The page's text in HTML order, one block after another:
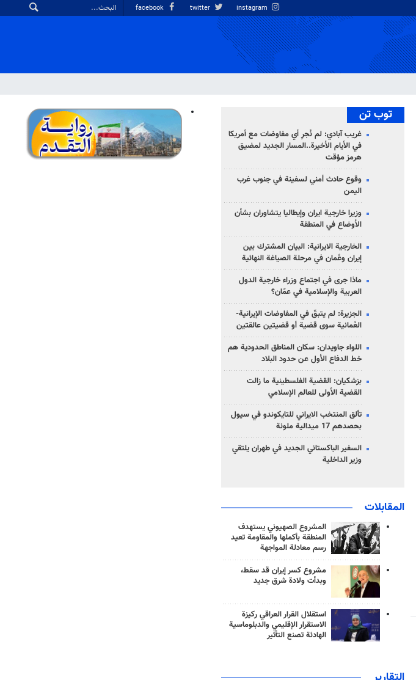
توب تن
غريب آبادي: لم نُجرِ أي مفاوضات مع أمريكا
في الأيام الأخيرة..المسار الجديد لمضيق
هرمز مؤقت
وقوع حادث أمني لسفينة في جنوب غرب
اليمن
وزيرا خارجية ايران وإيطاليا يتشاوران بشأن
الأوضاع في المنطقة
الخارجية الايرانية: البيان المشترك بين
إيران وعُمان في مرحلة الصياغة النهائية
ماذا جرى في اجتماع وزراء خارجية الدول
العربية والإسلامية في عمّان؟
الجزيرة: لم يتبقّ في المفاوضات الإيرانية-
العُمانية سوى قضية أو قضيتين عالقتين
اللواء جاويدان: سكان المناطق الحدودية هم
خط الدفاع الأول عن حدود البلاد
بزشكيان: القضية الفلسطينية ما زالت
القضية الأولى للعالم الإسلامي
تألق المنتخب الايراني للتايكوندو في سيول
بحصدهم 17 ميدالية ملونة
السفير الباكستاني الجديد في طهران يلتقي
وزير الداخلية
المقابلات
المشروع الصهيوني يستهدف
المنطقة بأكملها والمقاومة تعيد
رسم معادلة المواجهة
مشروع كسر إيران قد سقط،
وبدأت ولادة شرق جديد
استقلال القرار العراقي ركيزة
الاستقرار الإقليمي والدبلوماسية
الهادئة تصنع التأثير